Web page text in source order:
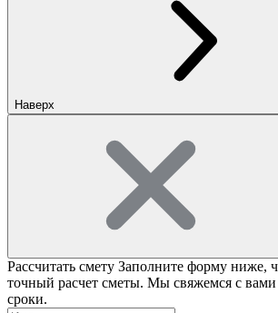
Наверх
Рассчитать смету Заполните форму ниже,
точный расчет сметы. Мы свяжемся с
сроки.